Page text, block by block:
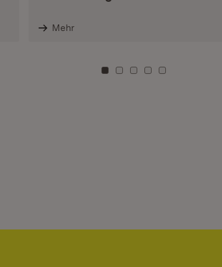
Mehr
Zu Kachel: 0
Zu Kachel: 3
Zu Kachel: 6
Zu Kachel: 9
Zu Kachel: 12